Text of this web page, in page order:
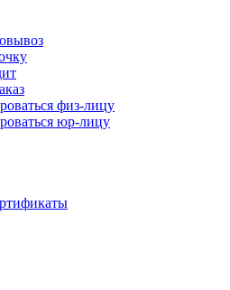
физ-лицу
юр-лицу